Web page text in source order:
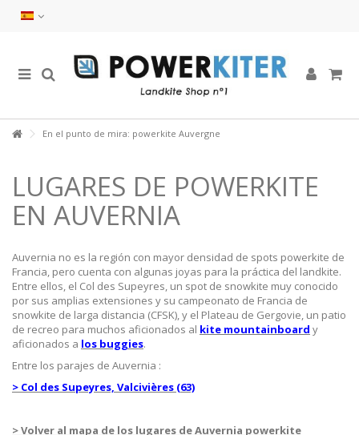
En el punto de mira: powerkite Auvergne
LUGARES DE POWERKITE
EN AUVERNIA
Auvernia no es la región con mayor densidad de spots powerkite de
Francia, pero cuenta con algunas joyas para la práctica del landkite.
Entre ellos, el Col des Supeyres, un spot de snowkite muy conocido
por sus amplias extensiones y su campeonato de Francia de
snowkite de larga distancia (CFSK), y el Plateau de Gergovie, un patio
de recreo para muchos aficionados al kite mountainboard y
aficionados a los buggies.
Entre los parajes de Auvernia :
> Col des Supeyres, Valcivières (63)
> Volver al mapa de los lugares de Auvernia powerkite